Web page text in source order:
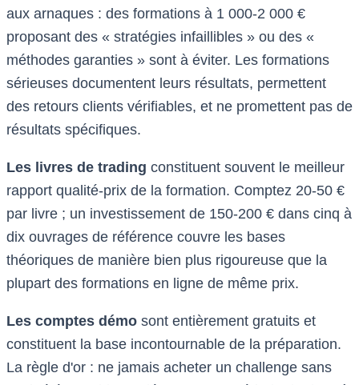
aux arnaques : des formations à 1 000-2 000 €
proposant des « stratégies infaillibles » ou des «
méthodes garanties » sont à éviter. Les formations
sérieuses documentent leurs résultats, permettent
des retours clients vérifiables, et ne promettent pas de
résultats spécifiques.
Les livres de trading constituent souvent le meilleur
rapport qualité-prix de la formation. Comptez 20-50 €
par livre ; un investissement de 150-200 € dans cinq à
dix ouvrages de référence couvre les bases
théoriques de manière bien plus rigoureuse que la
plupart des formations en ligne de même prix.
Les comptes démo sont entièrement gratuits et
constituent la base incontournable de la préparation.
La règle d'or : ne jamais acheter un challenge sans